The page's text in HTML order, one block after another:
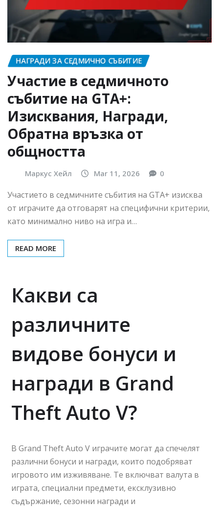
НАГРАДИ ЗА СЕДМИЧНО СЪБИТИЕ
Участие в седмичното
събитие на GTA+:
Изисквания, Награди,
Обратна връзка от
общността
Маркус Хейл Mar 11, 2026 0
Участието в седмичните събития на GTA+ изисква
от играчите да отговарят на специфични критерии,
като минимално ниво на игра и…
READ MORE
Какви са
различните
видове бонуси и
награди в Grand
Theft Auto V?
В Grand Theft Auto V играчите могат да спечелят
различни бонуси и награди, които подобряват
игровото им изживяване. Те включват валута в
играта, специални предмети, ексклузивно
съдържание, сезонни награди и